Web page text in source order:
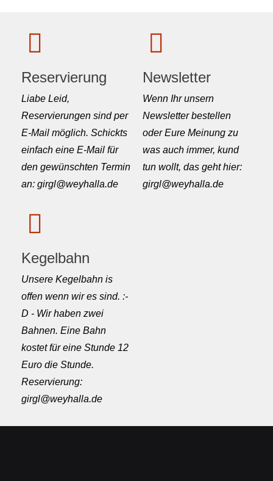
Reservierung
Liabe Leid,
Reservierungen sind per
E-Mail möglich. Schickts
einfach eine E-Mail für
den gewünschten Termin
an: girgl@weyhalla.de
Newsletter
Wenn Ihr unsern
Newsletter bestellen
oder Eure Meinung zu
was auch immer, kund
tun wollt, das geht hier:
girgl@weyhalla.de
Kegelbahn
Unsere Kegelbahn is
offen wenn wir es sind. :-
D - Wir haben zwei
Bahnen. Eine Bahn
kostet für eine Stunde 12
Euro die Stunde.
Reservierung:
girgl@weyhalla.de